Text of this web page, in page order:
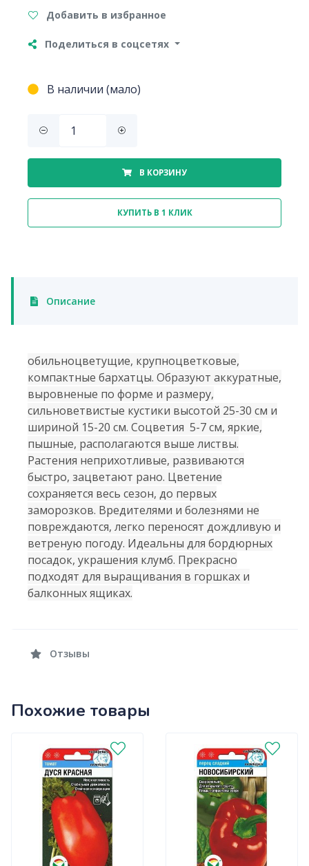
Добавить в избранное
Поделиться в соцсетях
В наличии (мало)
В КОРЗИНУ
КУПИТЬ В 1 КЛИК
Описание
обильноцветущие, крупноцветковые,
компактные бархатцы. Образуют аккуратные,
выровненые по форме и размеру,
сильноветвистые кустики высотой 25-30 см и
шириной 15-20 см. Соцветия 5-7 см, яркие,
пышные, располагаются выше листвы.
Растения неприхотливые, развиваются
быстро, зацветают рано. Цветение
сохраняется весь сезон, до первых
заморозков. Вредителями и болезнями не
повреждаются, легко переносят дождливую и
ветреную погоду. Идеальны для бордюрных
посадок, украшения клумб. Прекрасно
подходят для выращивания в горшках и
балконных ящиках.
Отзывы
Похожие товары